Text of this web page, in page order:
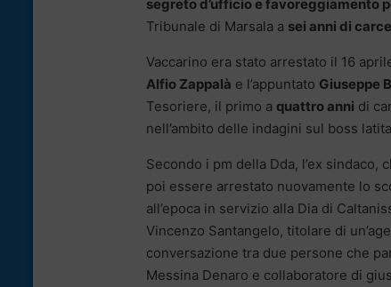
segreto d’ufficio e favoreggiamento
Tribunale di Marsala a sei anni di
Vaccarino era stato arrestato il 16
Alfio Zappalà e l’appuntato Giuseppe
Tesoriere, il primo a quattro anni di
nell’ambito delle indagini sul boss
Secondo i pm della Dda, l’ex sindaco,
poi essere arrestato nuovamente lo
all’epoca in servizio alla Dia di
Vincenzo Santangelo, titolare di
conversazione tra due persone che
Messina Denaro e collaboratore di